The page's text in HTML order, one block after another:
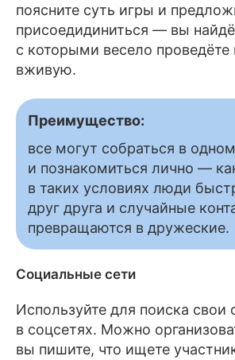
поясните суть игры и
присоедидиниться — вы
с которыми весело проведёте
вживую.
Преимущество:
все могут собраться в
и познакомиться лично —
в таких условиях люди
друг друга и случайные
превращаются в дружеские.
Социальные сети
Используйте для поиска свои
в соцсетях. Можно
вы пишите, что ищете